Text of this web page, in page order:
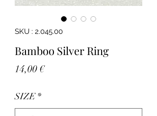
SKU : 2.045.00
Bamboo Silver Ring
14,00 €Prix
SIZE *